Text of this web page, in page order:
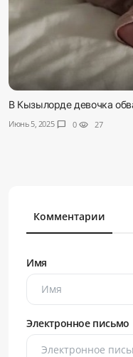
В Кызылорде девочка
Июнь 5, 2025 chat_bubble 0 visibility 27
Комментарии
Имя
Электронное письмо